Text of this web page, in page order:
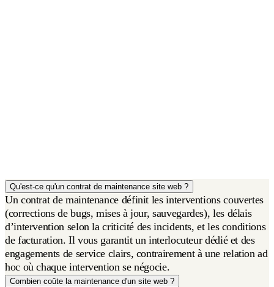
Qu'est-ce qu'un contrat de maintenance site web ?
Un contrat de maintenance définit les interventions couvertes
(corrections de bugs, mises à jour, sauvegardes), les délais
d’intervention selon la criticité des incidents, et les conditions
de facturation. Il vous garantit un interlocuteur dédié et des
engagements de service clairs, contrairement à une relation ad
hoc où chaque intervention se négocie.
Combien coûte la maintenance d'un site web ?